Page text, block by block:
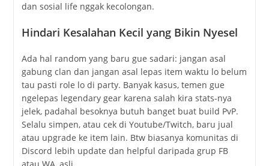
dan sosial life nggak kecolongan.
Hindari Kesalahan Kecil yang Bikin Nyesel
Ada hal random yang baru gue sadari: jangan asal
gabung clan dan jangan asal lepas item waktu lo belum
tau pasti role lo di party. Banyak kasus, temen gue
ngelepas legendary gear karena salah kira stats-nya
jelek, padahal besoknya butuh banget buat build PvP.
Selalu simpen, atau cek di Youtube/Twitch, baru jual
atau upgrade ke item lain. Btw biasanya komunitas di
Discord lebih update dan helpful daripada grup FB